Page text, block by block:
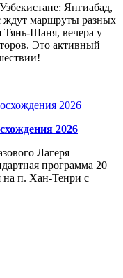
Янгиабад,
ждут маршруты разных
Тянь-Шаня, вечера у
Это активный
2026
Лагеря
программа 20
на п. Хан-Тенри с